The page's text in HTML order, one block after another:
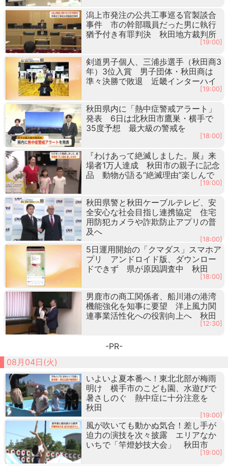
潟上市発注の公共工事巡る官製談合
事件 市の幹部職員だった男に執行
猶予付き有罪判決 秋田地方裁判所
[19:00]
剣道男子個人、三浦歩選手（秋田商3
年）3位入賞 男子団体・秋田商は
準々決勝で敗退 近畿インターハイ
[19:00]
秋田県内に「熱中症警戒アラート」
発表 6日は北秋田市鷹巣・横手で
35度予想 最大級の警戒を
[18:00]
『わけあって絶滅しました。展』来
場者1万人達成 秋田市の親子に記念
品 動物が語る“絶滅理由”楽しんで
[19:00]
秋田県警と秋田ケーブルテレビ、安
全安心な社会目指し連携協定 住宅
用防犯カメラや詐欺防止アプリの普
及へ
[18:00]
5日運用開始の「クマダス」スマホア
プリ アンドロイド版、ダウンロー
ドできず 県が原因調査中 秋田
[18:00]
男鹿市の商工関係者、船川港の港湾
機能強化を知事に要望 洋上風力関
連事業活性化への役割向上へ 秋田
[12:30]
-PR-
08月04日(火)
いよいよ夏本番へ！東北北部が梅雨
明け 横手市のこども園、水遊びで
暑さしのぐ 熱中症に十分注意を
秋田
[19:00]
風が吹いても動かぬ気合！差し手が
迫力の演技を次々披露 エリアなか
いちで「竿燈妙技大会」 秋田市
[19:00]